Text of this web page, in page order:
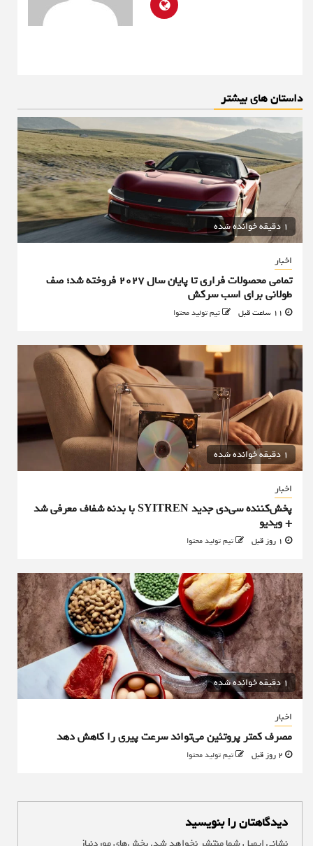
داستان های بیشتر
1 دقیقه خوانده شده
اخبار
تمامی محصولات فراری تا پایان سال ۲۰۲۷ فروخته شد؛ صف
طولانی برای اسب سرکش
تیم تولید محتوا
1 دقیقه خوانده شده
اخبار
پخش‌کننده سی‌دی جدید SYITREN با بدنه شفاف معرفی شد
+ ویدیو
تیم تولید محتوا
1 دقیقه خوانده شده
اخبار
مصرف کمتر پروتئین می‌تواند سرعت پیری را کاهش دهد
تیم تولید محتوا
دیدگاهتان را بنویسید